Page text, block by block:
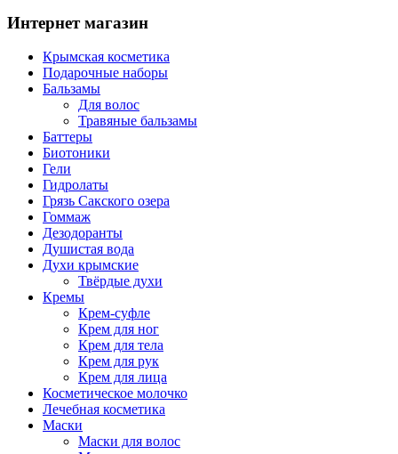
Интернет магазин
Крымская косметика
Подарочные наборы
Бальзамы
Для волос
Травяные бальзамы
Баттеры
Биотоники
Гели
Гидролаты
Грязь Сакского озера
Гоммаж
Дезодоранты
Душистая вода
Духи крымские
Твёрдые духи
Кремы
Крем-суфле
Крем для ног
Крем для тела
Крем для рук
Крем для лица
Косметическое молочко
Лечебная косметика
Маски
Маски для волос